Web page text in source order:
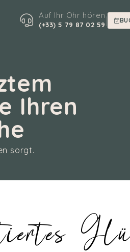
Auf Ihr Ohr hören
(+33) 5 79 87 02 59|
Ihren
sorgt.